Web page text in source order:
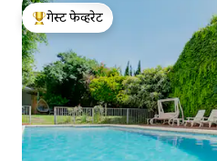
टॉप गेस्ट फेव्हरेट
गेस्ट फेव्हरेट